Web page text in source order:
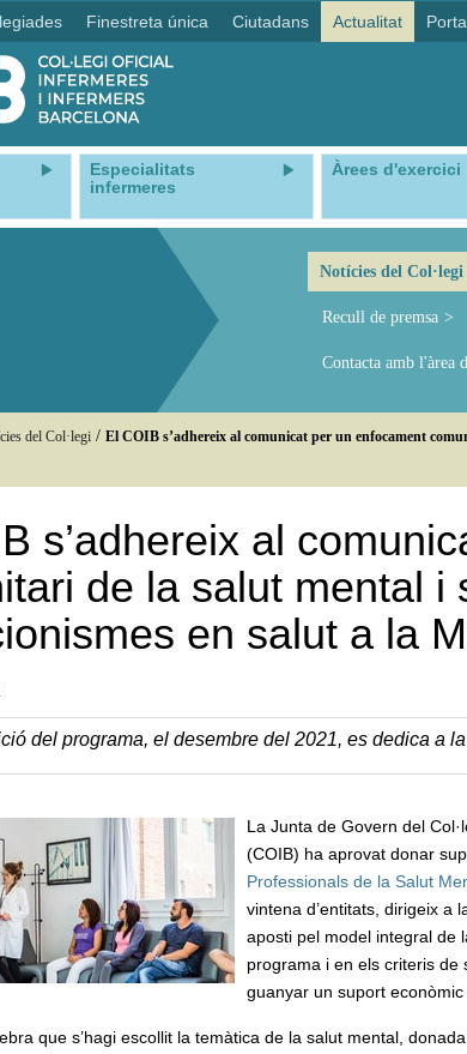
Finestreta única Ciutadans Actualitat
Especialitats
infermeres
Àrees d'exercici
Notícies del Col·legi
Recull de premsa
Contacta amb l'àrea
del Col·legi / El COIB s’adhereix al comunicat per un enfocament
s’adhereix al
de la salut mental i
en salut a la
del programa, el desembre del 2021, es dedica a
La Junta de Govern del
(COIB) ha aprovat donar
Professionals de la Salut
vintena d’entitats, dirigeix a
aposti pel model integral de
programa i en els criteris de
guanyar un suport
que s’hagi escollit la temàtica de la salut mental,